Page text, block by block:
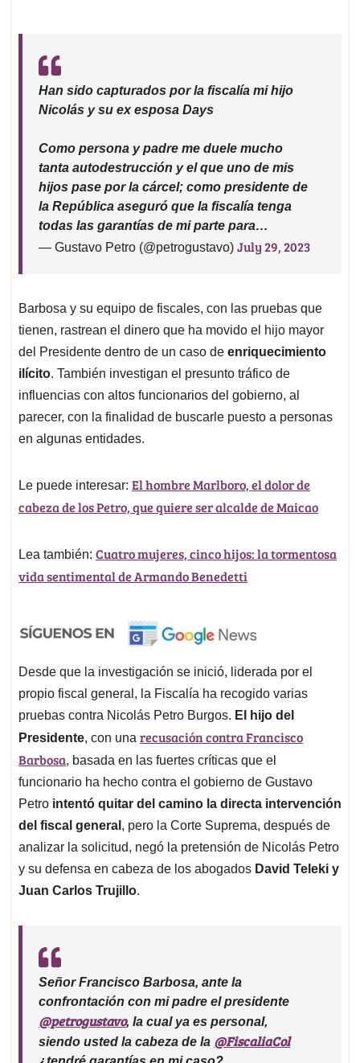
Han sido capturados por la fiscalía mi hijo
Nicolás y su ex esposa Days
Como persona y padre me duele mucho
tanta autodestrucción y el que uno de mis
hijos pase por la cárcel; como presidente de
la República aseguró que la fiscalía tenga
todas las garantías de mi parte para…
— Gustavo Petro (@petrogustavo) July 29, 2023
Barbosa y su equipo de fiscales, con las pruebas que
tienen, rastrean el dinero que ha movido el hijo mayor
del Presidente dentro de un caso de enriquecimiento
ilícito. También investigan el presunto tráfico de
influencias con altos funcionarios del gobierno, al
parecer, con la finalidad de buscarle puesto a personas
en algunas entidades.
Le puede interesar: El hombre Marlboro, el dolor de
cabeza de los Petro, que quiere ser alcalde de Maicao
Lea también: Cuatro mujeres, cinco hijos: la tormentosa
vida sentimental de Armando Benedetti
Desde que la investigación se inició, liderada por el
propio fiscal general, la Fiscalía ha recogido varias
pruebas contra Nicolás Petro Burgos. El hijo del
Presidente, con una recusación contra Francisco
Barbosa, basada en las fuertes críticas que el
funcionario ha hecho contra el gobierno de Gustavo
Petro intentó quitar del camino la directa intervención
del fiscal general , pero la Corte Suprema, después de
analizar la solicitud, negó la pretensión de Nicolás Petro
y su defensa en cabeza de los abogados David Teleki y
Juan Carlos Trujillo.
Señor Francisco Barbosa, ante la
confrontación con mi padre el presidente
@petrogustavo, la cual ya es personal,
siendo usted la cabeza de la @FiscaliaCol